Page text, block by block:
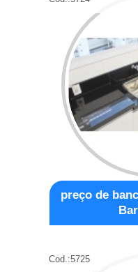
preço de
Cod.:5725